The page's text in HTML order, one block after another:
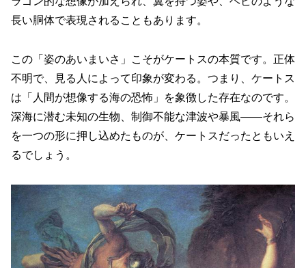
長い胴体で表現されることもあります。
この「姿のあいまいさ」こそがケートスの本質です。正体
不明で、見る人によって印象が変わる。つまり、ケートス
は「人間が想像する海の恐怖」を象徴した存在なのです。
深海に潜む未知の生物、制御不能な津波や暴風――それら
を一つの形に押し込めたものが、ケートスだったともいえ
るでしょう。